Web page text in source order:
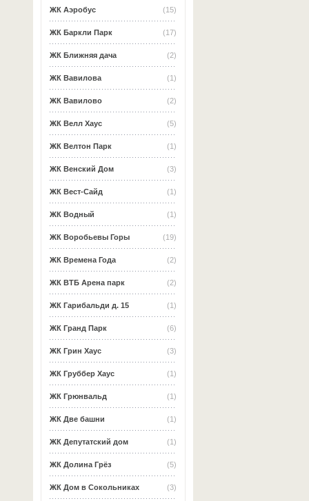
(15)
ЖК Аэробус
(17)
ЖК Баркли Парк
(2)
ЖК Ближняя дача
(1)
ЖК Вавилова
(2)
ЖК Вавилово
(5)
ЖК Велл Хаус
(1)
ЖК Велтон Парк
(3)
ЖК Венский Дом
(1)
ЖК Вест-Сайд
(1)
ЖК Водный
(19)
ЖК Воробьевы Горы
(2)
ЖК Времена Года
(2)
ЖК ВТБ Арена парк
(1)
ЖК Гарибальди д. 15
(6)
ЖК Гранд Парк
(3)
ЖК Грин Хаус
(1)
ЖК Груббер Хаус
(1)
ЖК Грюнвальд
(1)
ЖК Две башни
(1)
ЖК Депутатский дом
(5)
ЖК Долина Грёз
(3)
ЖК Дом в Сокольниках